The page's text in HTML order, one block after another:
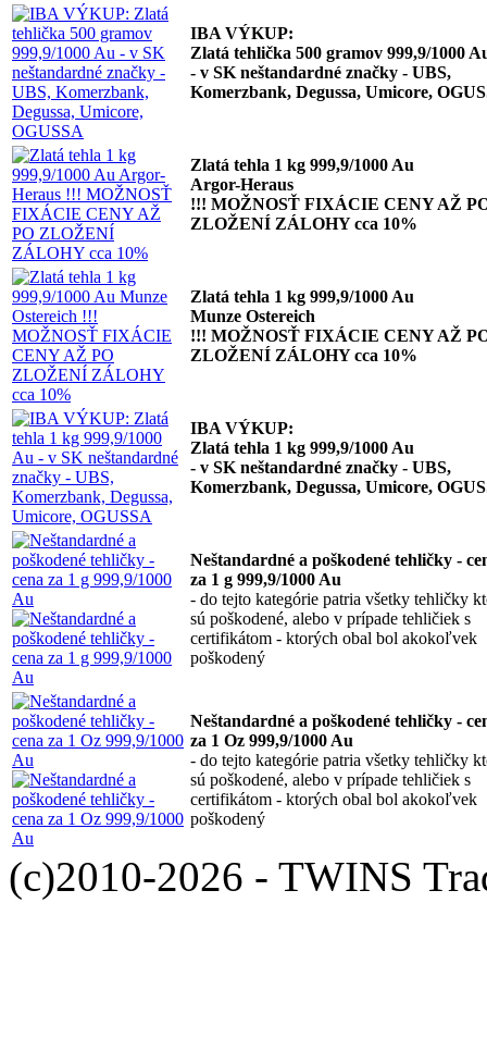
IBA VÝKUP:
Zlatá tehlička 500 gramov 999,9/1000
- v SK neštandardné značky - UBS,
Komerzbank, Degussa, Umicore,
Zlatá tehla 1 kg 999,9/1000 Au
Argor-Heraus
!!! MOŽNOSŤ FIXÁCIE CENY AŽ
ZLOŽENÍ ZÁLOHY cca 10%
Zlatá tehla 1 kg 999,9/1000 Au
Munze Ostereich
!!! MOŽNOSŤ FIXÁCIE CENY AŽ
ZLOŽENÍ ZÁLOHY cca 10%
IBA VÝKUP:
Zlatá tehla 1 kg 999,9/1000 Au
- v SK neštandardné značky - UBS,
Komerzbank, Degussa, Umicore,
Neštandardné a poškodené tehličky -
za 1 g 999,9/1000 Au
- do tejto kategórie patria všetky tehličky
sú poškodené, alebo v prípade tehličiek s
certifikátom - ktorých obal bol akokoľvek
poškodený
Neštandardné a poškodené tehličky -
za 1 Oz 999,9/1000 Au
- do tejto kategórie patria všetky tehličky
sú poškodené, alebo v prípade tehličiek s
certifikátom - ktorých obal bol akokoľvek
poškodený
(c)2010-2026 - TWINS